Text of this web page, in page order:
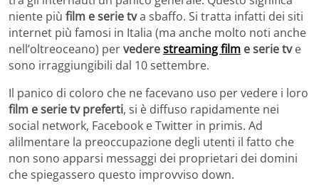
niente più film e serie tva sbaffo. Si tratta infatti dei siti
internet più famosi in Italia (ma anche molto noti anche
nell’oltreoceano) pervederestreaming film e serie tve
sono irraggiungibili dal 10 settembre.
Il panico di coloro che ne facevano uso per vedere i loro
film e serie tv preferti, si è diffuso rapidamente nei
social network, Facebook e Twitter in primis. Ad
alilmentare la preoccupazione degli utenti il fatto che
non sono apparsi messaggi dei proprietari dei domini
che spiegassero questo improvviso down.